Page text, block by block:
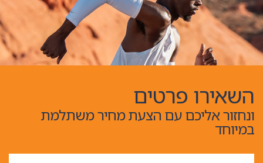
השאירו פרטים
ונחזור אליכם עם הצעת מחיר משתלמת
במיוחד